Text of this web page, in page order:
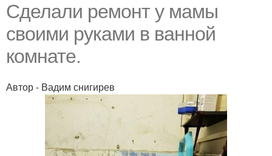
Сделали ремонт у мамы
своими руками в ванной
комнате.
Автор - Вадим снигирев